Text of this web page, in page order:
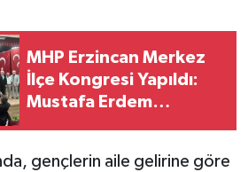
MHP Erzincan Merkez
İlçe Kongresi Yapıldı:
Mustafa Erdem
gençlerin aile gelirine göre